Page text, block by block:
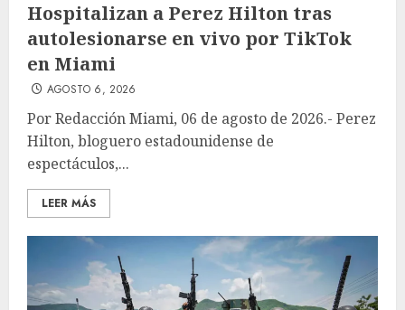
Hospitalizan a Perez Hilton tras
autolesionarse en vivo por TikTok
en Miami
AGOSTO 6, 2026
Por Redacción Miami, 06 de agosto de 2026.- Perez
Hilton, bloguero estadounidense de
espectáculos,...
LEER MÁS